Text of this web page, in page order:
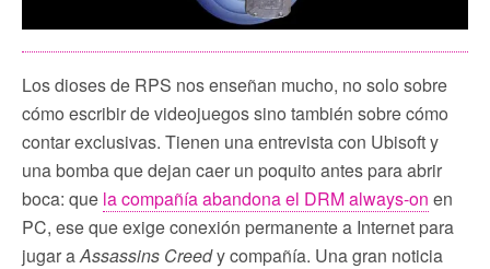
Los dioses de RPS nos enseñan mucho, no solo sobre
cómo escribir de videojuegos sino también sobre cómo
contar exclusivas. Tienen una entrevista con Ubisoft y
una bomba que dejan caer un poquito antes para abrir
boca: que la compañía abandona el DRM always-on en
PC, ese que exige conexión permanente a Internet para
jugar aAssassins Creedy compañía. Una gran noticia